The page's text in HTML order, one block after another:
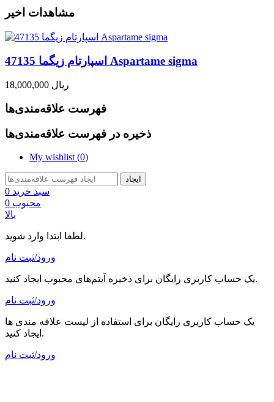
مشاهدات اخیر
اسپارتام زیگما 47135 Aspartame sigma
18,000,000 ریال
فهرست علاقه‌مندی‌ها
ذخیره در فهرست علاقه‌مندی‌ها
My wishlist (0)
ایجاد
سبد خرید 0
محبوب 0
بالا
لطفا ابتدا وارد شوید.
ورود/ثبت نام
یک حساب کاربری رایگان برای ذخیره آیتم‌های محبوب ایجاد کنید.
ورود/ثبت نام
یک حساب کاربری رایگان برای استفاده از لیست علاقه مندی ها
ایجاد کنید.
ورود/ثبت نام